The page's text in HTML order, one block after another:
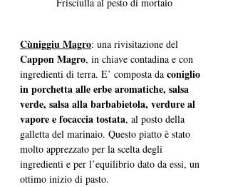
Frisciulla al pesto di mortaio
Cùniggiu Magro: una rivisitazione del
Cappon Magro, in chiave contadina e con
ingredienti di terra. E’ composta da coniglio
in porchetta alle erbe aromatiche, salsa
verde, salsa alla barbabietola, verdure al
vapore e focaccia tostata, al posto della
galletta del marinaio. Questo piatto è stato
molto apprezzato per la scelta degli
ingredienti e per l’equilibrio dato da essi, un
ottimo inizio di pasto.